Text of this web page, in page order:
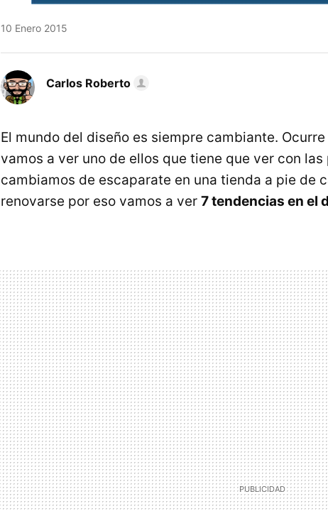
10 Enero 2015
Carlos Roberto
El mundo del diseño es siempre cambiante.
vamos a ver uno de ellos que tiene que ver con
cambiamos de escaparate en una tienda a pie de
renovarse por eso vamos a ver 7 tendencias en el